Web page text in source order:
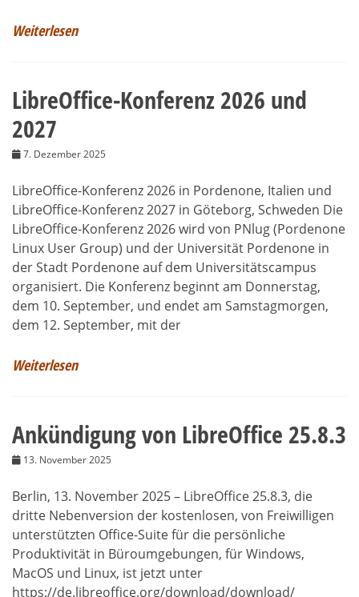
Weiterlesen
LibreOffice-Konferenz 2026 und
2027
7. Dezember 2025
LibreOffice-Konferenz 2026 in Pordenone, Italien und
LibreOffice-Konferenz 2027 in Göteborg, Schweden Die
LibreOffice-Konferenz 2026 wird von PNlug (Pordenone
Linux User Group) und der Universität Pordenone in
der Stadt Pordenone auf dem Universitätscampus
organisiert. Die Konferenz beginnt am Donnerstag,
dem 10. September, und endet am Samstagmorgen,
dem 12. September, mit der
Weiterlesen
Ankündigung von LibreOffice 25.8.3
13. November 2025
Berlin, 13. November 2025 – LibreOffice 25.8.3, die
dritte Nebenversion der kostenlosen, von Freiwilligen
unterstützten Office-Suite für die persönliche
Produktivität in Büroumgebungen, für Windows,
MacOS und Linux, ist jetzt unter
https://de.libreoffice.org/download/download/